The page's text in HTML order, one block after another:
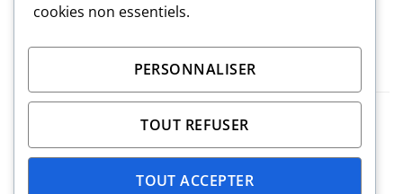
MARQUE
A Propos
Visa PayPal Stripe
cookies non essentiels.
PERSONNALISER
TOUT REFUSER
TOUT ACCEPTER